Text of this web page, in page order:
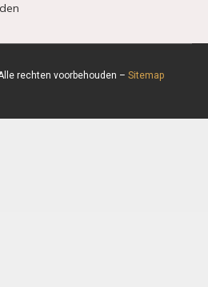
rechten voorbehouden – Sitemap